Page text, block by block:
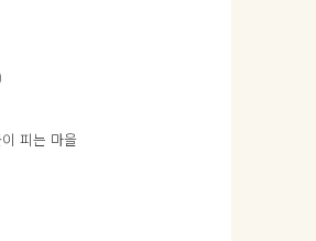
피는 마을